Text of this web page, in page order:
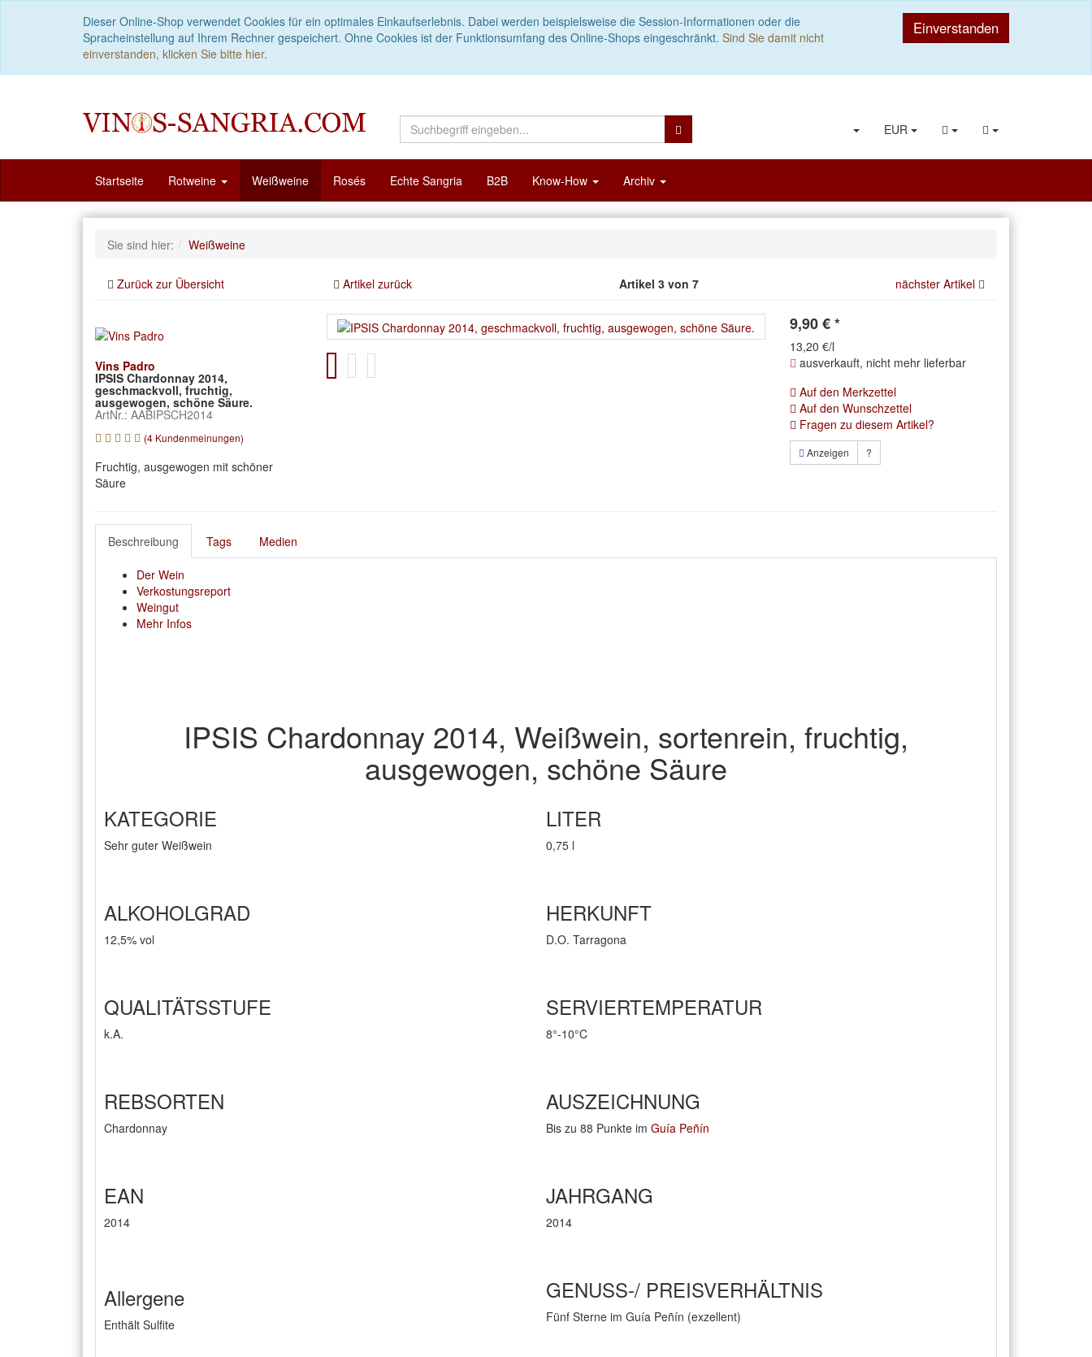
Einverstanden
Dieser Online-Shop verwendet Cookies für ein optimales Einkaufserlebnis. Dabei werden beispielsweise die Session-Informationen oder die
Spracheinstellung auf Ihrem Rechner gespeichert. Ohne Cookies ist der Funktionsumfang des Online-Shops eingeschränkt. Sind Sie damit nicht
einverstanden, klicken Sie bitte hier.
EUR
Startseite Rotweine Weißweine Rosés Echte Sangria B2B Know-How Archiv
Sie sind hier: Weißweine
Zurück zur Übersicht Artikel zurück Artikel 3 von 7 nächster Artikel
Vins Padro
IPSIS Chardonnay 2014,
geschmackvoll, fruchtig,
ausgewogen, schöne Säure.
ArtNr.: AABIPSCH2014
(4 Kundenmeinungen)
Fruchtig, ausgewogen mit schöner
Säure
9,90€*
13,20 €/l
ausverkauft, nicht mehr lieferbar
Auf den Merkzettel
Auf den Wunschzettel
Fragen zu diesem Artikel?
Anzeigen ?
Beschreibung Tags Medien
Der Wein
Verkostungsreport
Weingut
Mehr Infos
IPSIS Chardonnay 2014, Weißwein, sortenrein, fruchtig,
ausgewogen, schöne Säure
KATEGORIE
Sehr guter Weißwein
LITER
0,75 l
ALKOHOLGRAD
12,5% vol
HERKUNFT
D.O. Tarragona
QUALITÄTSSTUFE
k.A.
SERVIERTEMPERATUR
8°-10°C
REBSORTEN
Chardonnay
AUSZEICHNUNG
Bis zu 88 Punkte im Guía Peñín
EAN
2014
JAHRGANG
2014
Allergene
Enthält Sulfite
GENUSS-/ PREISVERHÄLTNIS
Fünf Sterne im Guía Peñín (exzellent)